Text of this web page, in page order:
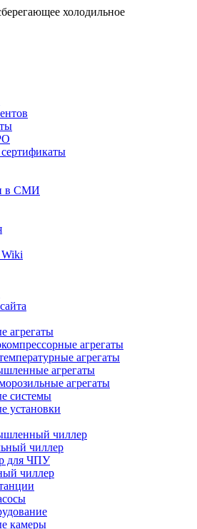
в СМИ
Wiki
агрегаты
агрегаты
агрегаты
агрегаты
агрегаты
системы
установки
чиллер
чиллер
для ЧПУ
чиллер
камеры